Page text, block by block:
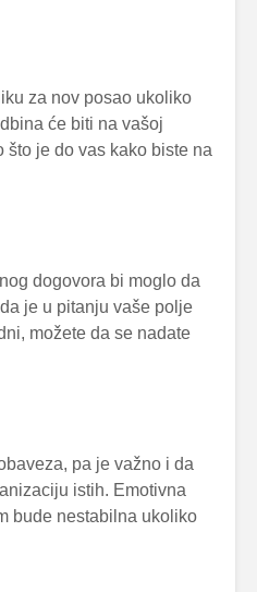
za nov posao ukoliko
će biti na vašoj
što je do vas kako biste na
dogovora bi moglo da
je u pitanju vaše polje
možete da se nadate
pa je važno i da
istih. Emotivna
bude nestabilna ukoliko